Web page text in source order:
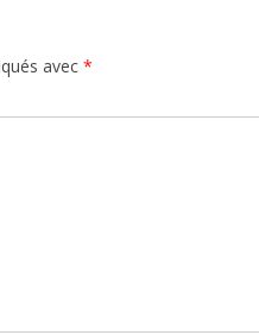
avec *